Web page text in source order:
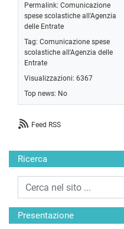
Ricerca
Presentazione
Permalink: Comunicazione
spese scolastiche all'Agenzia
delle Entrate
Tag: Comunicazione spese
scolastiche all'Agenzia delle
Entrate
Visualizzazioni: 6367
Top news: No
Feed RSS